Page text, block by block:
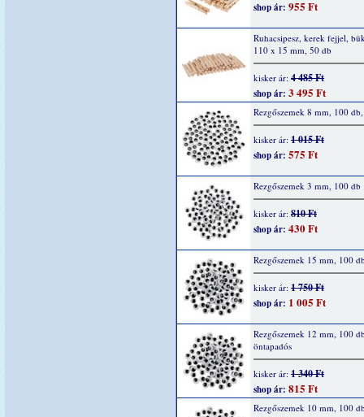
shop ár: 955 Ft
Ruhacsipesz, kerek fejjel,
110 x 15 mm, 50 db
kisker ár: 4 485 Ft
shop ár: 3 495 Ft
Rezgőszemek 8 mm, 100
kisker ár: 1 015 Ft
shop ár: 575 Ft
Rezgőszemek 3 mm, 100 db
kisker ár: 810 Ft
shop ár: 430 Ft
Rezgőszemek 15 mm, 100
kisker ár: 1 750 Ft
shop ár: 1 005 Ft
Rezgőszemek 12 mm, 100
öntapadós
kisker ár: 1 340 Ft
shop ár: 815 Ft
Rezgőszemek 10 mm, 100